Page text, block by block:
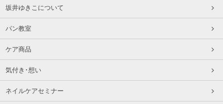
坂井ゆきこについて
パン教室
ケア商品
気付き･想い
ネイルケアセミナー